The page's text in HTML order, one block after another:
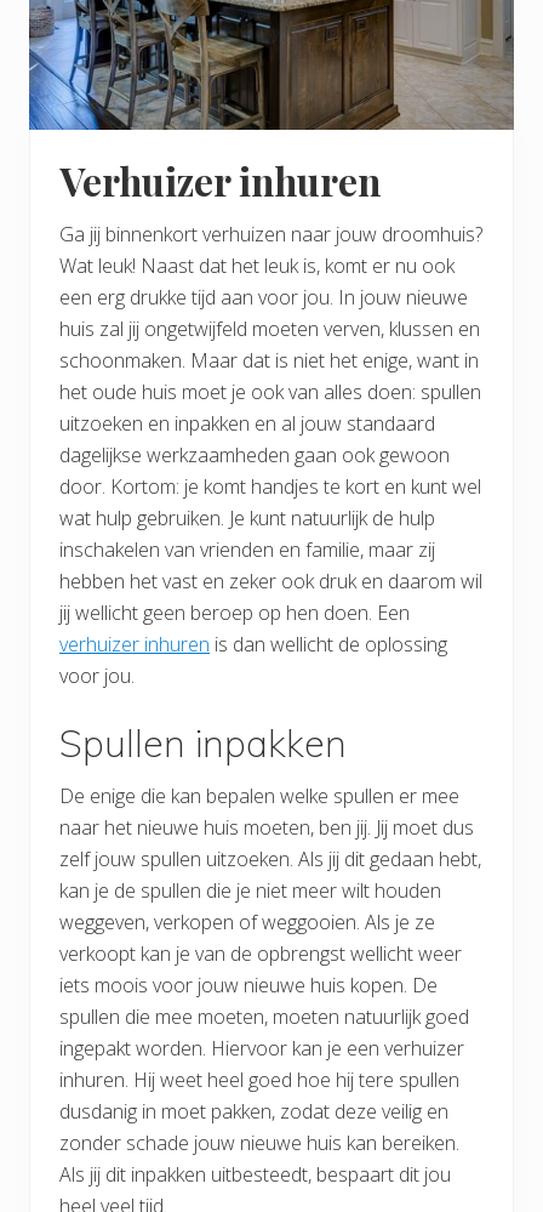
Verhuizer inhuren
Ga jij binnenkort verhuizen naar jouw droomhuis?
Wat leuk! Naast dat het leuk is, komt er nu ook
een erg drukke tijd aan voor jou. In jouw nieuwe
huis zal jij ongetwijfeld moeten verven, klussen en
schoonmaken. Maar dat is niet het enige, want in
het oude huis moet je ook van alles doen: spullen
uitzoeken en inpakken en al jouw standaard
dagelijkse werkzaamheden gaan ook gewoon
door. Kortom: je komt handjes te kort en kunt wel
wat hulp gebruiken. Je kunt natuurlijk de hulp
inschakelen van vrienden en familie, maar zij
hebben het vast en zeker ook druk en daarom wil
jij wellicht geen beroep op hen doen. Een
verhuizer inhuren is dan wellicht de oplossing
voor jou.
Spullen inpakken
De enige die kan bepalen welke spullen er mee
naar het nieuwe huis moeten, ben jij. Jij moet dus
zelf jouw spullen uitzoeken. Als jij dit gedaan hebt,
kan je de spullen die je niet meer wilt houden
weggeven, verkopen of weggooien. Als je ze
verkoopt kan je van de opbrengst wellicht weer
iets moois voor jouw nieuwe huis kopen. De
spullen die mee moeten, moeten natuurlijk goed
ingepakt worden. Hiervoor kan je een verhuizer
inhuren. Hij weet heel goed hoe hij tere spullen
dusdanig in moet pakken, zodat deze veilig en
zonder schade jouw nieuwe huis kan bereiken.
Als jij dit inpakken uitbesteedt, bespaart dit jou
heel veel tijd.